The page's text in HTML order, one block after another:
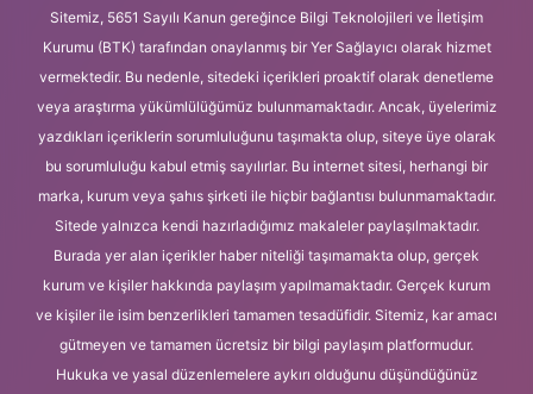
Sitemiz, 5651 Sayılı Kanun gereğince Bilgi Teknolojileri ve İletişim
Kurumu (BTK) tarafından onaylanmış bir Yer Sağlayıcı olarak hizmet
vermektedir. Bu nedenle, sitedeki içerikleri proaktif olarak denetleme
veya araştırma yükümlülüğümüz bulunmamaktadır. Ancak, üyelerimiz
yazdıkları içeriklerin sorumluluğunu taşımakta olup, siteye üye olarak
bu sorumluluğu kabul etmiş sayılırlar. Bu internet sitesi, herhangi bir
marka, kurum veya şahıs şirketi ile hiçbir bağlantısı bulunmamaktadır.
Sitede yalnızca kendi hazırladığımız makaleler paylaşılmaktadır.
Burada yer alan içerikler haber niteliği taşımamakta olup, gerçek
kurum ve kişiler hakkında paylaşım yapılmamaktadır. Gerçek kurum
ve kişiler ile isim benzerlikleri tamamen tesadüfidir. Sitemiz, kar amacı
gütmeyen ve tamamen ücretsiz bir bilgi paylaşım platformudur.
Hukuka ve yasal düzenlemelere aykırı olduğunu düşündüğünüz